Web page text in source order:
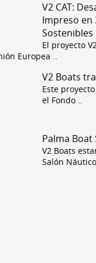
V2 CAT:
Impreso en
Sostenibles
El proyecto
Europea ..
V2 Boats
Este
el Fondo ..
Palma Boat
V2 Boats
Salón Náutico